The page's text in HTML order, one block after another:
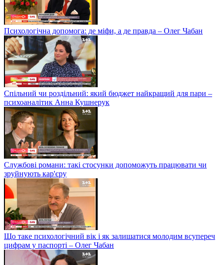
Психологічна допомога: де міфи, а де правда – Олег Чабан
Спільний чи роздільний: який бюджет найкращий для пари –
психоаналітик Анна Кушнерук
Службові романи: такі стосунки допоможуть працювати чи
зруйнують кар'єру
Що таке психологічний вік і як залишатися молодим всупереч
цифрам у паспорті – Олег Чабан